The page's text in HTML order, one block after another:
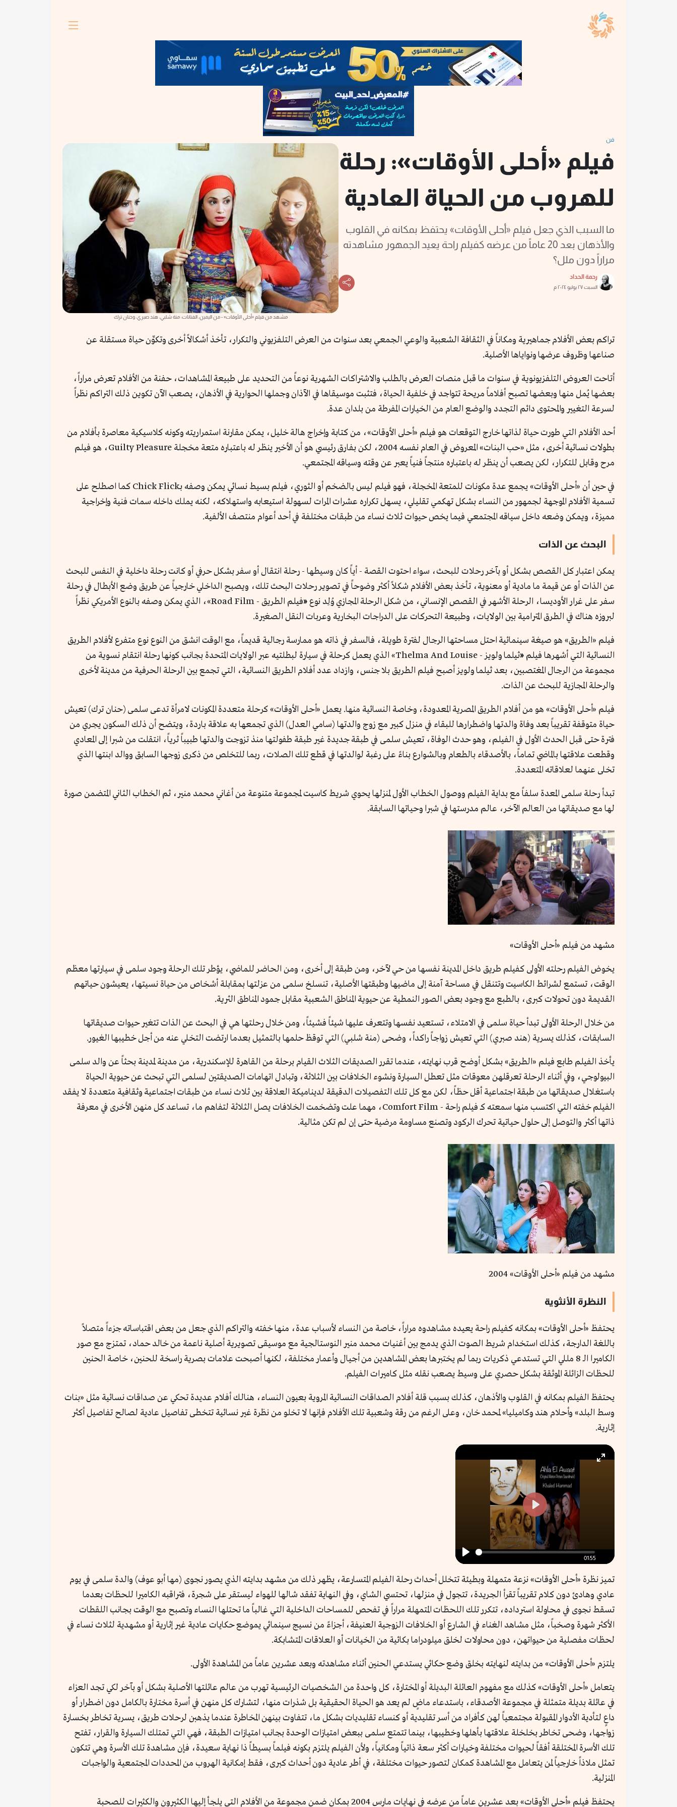
فن
فيلم «أحلى الأوقات»: رحلة
للهروب من الحياة العادية
ما السبب الذي جعل فيلم «أحلى الأوقات» يحتفظ بمكانه في القلوب
والأذهان بعد 20 عاماً من عرضه كفيلم راحة يعيد الجمهور مشاهدته
مراراً دون ملل؟
رحمة الحداد
السبت ٢٧ يوليو ٢٠٢٤ م
مشهد من فيلم «أحلى الأوقات» - من اليمين، الفنانات: منة شلبي، هند صبري، وحنان ترك
تراكم بعض الأفلام جماهيرية ومكاناً في الثقافة الشعبية والوعي الجمعي بعد سنوات من العرض التلفزيوني والتكرار، تأخذ أشكالاً أخرى وتكوِّن حياة مستقلة عن
صناعها وظروف عرضها ونواياها الأصلية.
أتاحت العروض التلفزيونوية في سنوات ما قبل منصات العرض بالطلب والاشتراكات الشهرية نوعاً من التحديد على طبيعة المشاهدات، حفنة من الأفلام تعرض مراراً،
بعضها يُمل منها وبعضها تصبح أفلاماً مريحة تتواجد في خلفية الحياة، فتثبت موسيقاها في الآذان وجملها الحوارية في الأذهان، يصعب الآن تكوين ذلك التراكم نظراً
لسرعة التغيير والمحتوى دائم التجدد والوضع العام من الخيارات المفرطة من بلدان عدة.
أحد الأفلام التي طورت حياة لذاتها خارج التوقعات هو فيلم «أحلى الأوقات»، من كتابة وإخراج هالة خليل، يمكن مقارنة استمراريته وكونه كلاسيكية معاصرة بأفلام من
بطولات نسائية أخرى، مثل «حب البنات» المعروض في العام نفسه 2004، لكن بفارق رئيسي هو أن الأخير ينظر له باعتباره متعة مخجلة Guilty Pleasure، هو فيلم
مرح وقابل للتكرار، لكن يصعب أن ينظر له باعتباره منتجاً فنياً يعبر عن وقته وسياقه المجتمعي.
في حين أن «أحلى الأوقات» يجمع عدة مكونات للمتعة المخجلة، فهو فيلم ليس بالضخم أو الثوري، فيلم بسيط نسائي يمكن وصفه بـChick Flick كما اصطلح على
تسمية الأفلام الموجهة لجمهور من النساء بشكل تهكمي تقليلي، يسهل تكراره عشرات المرات لسهولة استيعابه واستهلاكه، لكنه يملك داخله سمات فنية وإخراجية
مميزة، ويمكن وضعه داخل سياقه المجتمعي فيما يخص حيوات ثلاث نساء من طبقات مختلفة في أحد أعوام منتصف الألفية.
البحث عن الذات
يمكن اعتبار كل القصص بشكل أو بآخر رحلات للبحث، سواء احتوت القصة - أياً كان وسيطها - رحلة انتقال أو سفر بشكل حرفي أو كانت رحلة داخلية في النفس للبحث
عن الذات أو عن قيمة ما مادية أو معنوية، تأخذ بعض الأفلام شكلاً أكثر وضوحاً في تصوير رحلات البحث تلك، ويصبح الداخلي خارجياً عن طريق وضع الأبطال في رحلة
سفر على غرار الأوديسا، الرحلة الأشهر في القصص الإنساني، من شكل الرحلة المجازي وُلِد نوع«
فيلم الطريق - Road Film»، الذي يمكن وصفه بالنوع الأمريكي نظراً
لبروزه هناك في الطرق المترامية بين الولايات، وطبيعة التحركات على الدراجات البخارية وعربات النقل الصغيرة.
فيلم «الطريق» هو صيغة سينمائية احتل مساحتها الرجال لفترة طويلة، فالسفر في ذاته هو ممارسة رجالية قديماً، مع الوقت انشق من النوع نوع متفرع لأفلام الطريق
النسائية التي أشهرها فيلم «
ثيلما ولويز - Thelma And Louise» الذي يعمل كرحلة في سيارة لبطلتيه عبر الولايات المتحدة بجانب كونها رحلة انتقام نسوية من
مجموعة من الرجال المغتصبين، بعد ثيلما ولويز أصبح فيلم الطريق بلا جنس، وازداد عدد أفلام الطريق النسائية، التي تجمع بين الرحلة الحرفية من مدينة لأخرى
والرحلة المجازية للبحث عن الذات.
فيلم «أحلى الأوقات» هو من أفلام الطريق المصرية المعدودة، وخاصة النسائية منها. يعمل «أحلى الأوقات» كرحلة متعددة المكونات لامرأة تدعى سلمى (حنان ترك) تعيش
حياة متوقفة تقريباً بعد وفاة والدتها واضطرارها للبقاء في منزل كبير مع زوج والدتها (سامي العدل) الذي تجمعها به علاقة باردة، ويتضح أن ذلك السكون يجري من
فترة حتى قبل الحدث الأول في الفيلم، وهو حدث الوفاة، تعيش سلمى في طبقة جديدة غير طبقة طفولتها منذ تزوجت والدتها طبيباً ثرياً، انتقلت من شبرا إلى المعادي
وقطعت علاقتها بالماضي تماماً، بالأصدقاء بالطعام وبالشوارع بناءً على رغبة لوالدتها في قطع تلك الصلات، ربما للتخلص من ذكرى زوجها السابق ووالد ابنتها الذي
تخلى عنهما لعلاقاته المتعددة.
تبدأ رحلة سلمى المعدة سلفاً مع بداية الفيلم ووصول الخطاب الأول لمنزلها يحوي شريط كاسيت لمجموعة متنوعة من أغاني محمد منير، ثم الخطاب الثاني المتضمن صورة
لها مع صديقاتها من العالم الآخر، عالم مدرستها في شبرا وحياتها السابقة.
مشهد من فيلم «أحلى الأوقات»
يخوض الفيلم رحلته الأولى كفيلم طريق داخل المدينة نفسها من حي لآخر، ومن طبقة إلى أخرى، ومن الحاضر للماضي، يؤطر تلك الرحلة وجود سلمى في سيارتها معظم
الوقت، تستمع لشرائط الكاسيت وتتنقل في مساحة آمنة إلى ماضيها وطبقتها الأصلية، تنسلخ سلمى من عزلتها بمقابلة أشخاص من حياة نسيتها، يعيشون حياتهم
القديمة دون تحولات كبرى، بالطبع مع وجود بعض الصور النمطية عن حيوية المناطق الشعبية مقابل جمود المناطق الثرية.
من خلال الرحلة الأولى تبدأ حياة سلمى في الامتلاء، تستعيد نفسها وتتعرف عليها شيئاً فشيئاً، ومن خلال رحلتها هي في البحث عن الذات تتغير حيوات صديقاتها
السابقات، كذلك يسرية (هند صبري) التي تعيش زواجاً راكداً، وضحى (منة شلبي) التي توقظ حلمها بالتمثيل بعدما ارتضت التخلي عنه من أجل خطيبها الغيور.
يأخذ الفيلم طابع فيلم «الطريق» بشكل أوضح قرب نهايته، عندما تقرر الصديقات الثلاث القيام برحلة من القاهرة للإسكندرية، من مدينة لمدينة بحثاً عن والد سلمى
البيولوجي، وفي أثناء الرحلة تعرقلهن معوقات مثل تعطل السيارة ونشوء الخلافات بين الثلاثة، وتبادل اتهامات الصديقتين لسلمى التي تبحث عن حيوية الحياة
باستغلال صديقاتها من طبقة اجتماعية أقل حظاً، لكن مع كل تلك التفصيلات الدقيقة لديناميكة العلاقة بين ثلاث نساء من طبقات اجتماعية وثقافية متعددة لا يفقد
الفيلم خفته التي اكتسب منها سمعته كـ فيلم راحة - Comfort Film، مهما علت وتضخمت الخلافات يصل الثلاثة لتفاهم ما، تساعد كل منهن الأخرى في معرفة
ذاتها أكثر والتوصل إلى حلول حياتية تحرك الركود وتصنع مساومة مرضية حتى إن لم تكن مثالية.
مشهد من فيلم «أحلى الأوقات» 2004
النظرة الأنثوية
يحتفظ «أحلى الأوقات» بمكانه كفيلم راحة يعيده مشاهدوه مراراً، خاصة من النساء لأسباب عدة، منها خفته والتراكم الذي جعل من بعض اقتباساته جزءاً متصلاً
باللغة الدارجة، كذلك استخدام شريط الصوت الذي يدمج بين أغنيات محمد منير النوستالجية مع موسيقى تصويرية أصلية ناعمة من خالد حماد، تمتزج مع صور
الكاميرا الـ 8 مللي التي تستدعي ذكريات ربما لم يختبرها بعض المشاهدين من أجيال وأعمار مختلفة، لكنها أصبحت علامات بصرية راسخة للحنين، خاصة الحنين
للحظات الزائلة الموثقة بشكل حصري على وسيط يصعب نقله مثل كاميرات الفيلم.
يحتفظ الفيلم بمكانه في القلوب والأذهان، كذلك بسبب قلة أفلام الصداقات النسائية المروية بعيون النساء، هنالك أفلام عديدة تحكي عن صداقات نسائية مثل «بنات
وسط البلد» وأحلام هند وكاميليا» لمحمد خان، وعلى الرغم من رقة وشعبية تلك الأفلام فإنها لا تخلو من نظرة غير نسائية تتخطى تفاصيل عادية لصالح تفاصيل أكثر
إثارية.
Play
01:55
Play
تميز نظرة «أحلى الأوقات» نزعة متمهلة وبطيئة تتخلل أحداث رحلة الفيلم المتسارعة، يظهر ذلك من مشهد بدايته الذي يصور نجوى (مها أبو عوف) والدة سلمى في يوم
عادي وهادئ دون كلام تقريباً تقرأ الجريدة، تتجول في منزلها، تحتسي الشاي، وفي النهاية تفقد شالها للهواء ليستقر على شجرة، فتراقبه الكاميرا للحظات بعدما
تسقط نجوى في محاولة استرداده، تتكرر تلك اللحظات المتمهلة مراراً في تفحص للمساحات الداخلية التي غالباً ما تحتلها النساء وتصبح مع الوقت بجانب اللقطات
الأكثر شهرة وصخباً، مثل مشاهد الغناء في الشارع أو الخلافات الزوجية العنيفة، أجزاءً من نسيج سينمائي يموضع حكايات عادية غير إثارية أو مشهدية لثلاث نساء في
لحظات مفصلية من حيواتهن، دون محاولات لخلق ميلودراما بكائية من الخيانات أو العلاقات المتشابكة.
يلتزم «أحلى الأوقات» من بدايته لنهايته بخلق وضع حكائي يستدعي الحنين أثناء مشاهدته وبعد عشرين عاماً من المشاهدة الأولى.
يتعامل «أحلى الأوقات» كذلك مع مفهوم العائلة البديلة أو المختارة، كل واحدة من الشخصيات الرئيسية تهرب من عالم عائلتها الأصلية بشكل أو بآخر لكي تجد العزاء
في عائلة بديلة متمثلة في مجموعة الأصدقاء، باستدعاء ماضٍ لم يعد هو الحياة الحقيقية بل شذرات منها، لتشارك كل منهن في أسرة مختارة بالكامل دون اضطرار أو
داعٍ لتأدية الأدوار المقبولة مجتمعياً لهن كأفراد من أسر تقليدية أو كنساء تقليديات بشكل ما، تتفاوت بينهن المخاطرة عندما يذهبن لرحلات طريق، يسرية تخاطر بخسارة
زواجها، وضحى تخاطر بخلخلة علاقتها بأهلها وخطيبها، بينما تتمتع سلمى ببعض امتيازات الوحدة بجانب امتيازات الطبقة، فهي التي تمتلك السيارة والقرار، تفتح
تلك الأسرة المختلقة أفقاً لحيوات مختلفة وخيارات أكثر سعة ذاتياً ومكانياً، ولأن الفيلم يلتزم بكونه فيلماً بسيطاً ذا نهاية سعيدة، فإن مشاهدة تلك الأسرة وهي تتكون
تمثل ملاذاً خارجياً لمن يتعامل مع المشاهدة كمكان لتصور حيوات مختلفة، في أطر عادية دون أحداث كبرى، فقط إمكانية الهروب من المحددات المجتمعية والواجبات
المنزلية.
يحتفظ فيلم «أحلى الأوقات» بعد عشرين عاماً من عرضه في نهايات مارس 2004 بمكان ضمن مجموعة من الأفلام التي يلجأ إليها الكثيرون والكثيرات للصحبة